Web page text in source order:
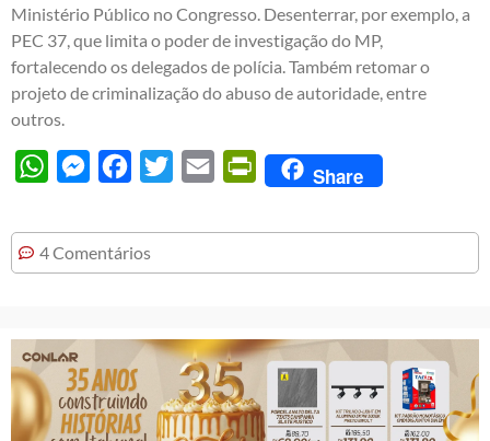
Ministério Público no Congresso. Desenterrar, por exemplo, a
PEC 37, que limita o poder de investigação do MP,
fortalecendo os delegados de polícia. Também retomar o
projeto de criminalização do abuso de autoridade, entre
outros.
WhatsAppMessengerFacebook
Twitter Email PrintFriendly
Share
4 Comentários